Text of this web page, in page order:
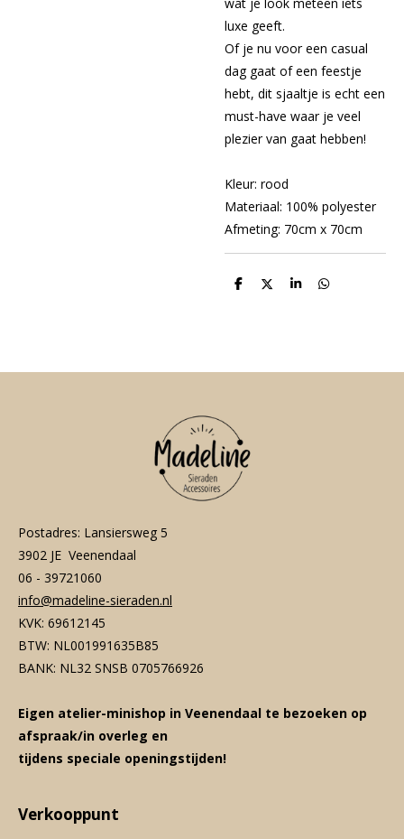
luxe geeft.
Of je nu voor een casual
dag gaat of een feestje
hebt, dit sjaaltje is echt een
must-have waar je veel
plezier van gaat hebben!
Kleur: rood
Materiaal: 100% polyester
Afmeting: 70cm x 70cm
D
D
S
D
Postadres: Lansiersweg 5
3902 JE Veenendaal
06 - 39721060
info@madeline-sieraden.nl
KVK: 69612145
BTW: NL001991635B85
BANK: NL32 SNSB 0705766926
Eigen atelier-minishop in Veenendaal te bezoeken op
afspraak/in overleg en
tijdens speciale openingstijden!
Verkooppunt